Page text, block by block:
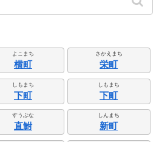
よこまち
横町
さかえまち
栄町
しもまち
下町
しもまち
下町
すうぶな
直鮒
しんまち
新町